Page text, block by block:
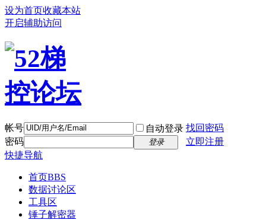
设为首页收藏本站
开启辅助访问
帐号 自动登录 找回密码
密码
登录
立即注册
快捷导航
首页BBS
数据讨论区
工具区
锤子解密器